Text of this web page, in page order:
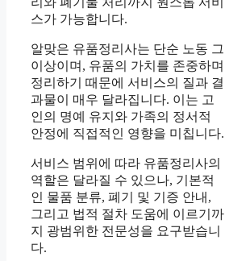
스가 가능합니다.
알맞은 유품정리사는 단순 노동 그
이상이며, 유품의 가치를 존중하며
정리하기 때문에 서비스의 질과 결
과물이 매우 달라집니다. 이는 고
인의 명예 유지와 가족의 정서적
안정에 직접적인 영향을 미칩니다.
서비스 범위에 따라 유품정리사의
역할은 달라질 수 있으나, 기본적
인 물품 분류, 폐기 및 기증 안내,
그리고 법적 절차 도움에 이르기까
지 광범위한 전문성을 요구받습니
다.